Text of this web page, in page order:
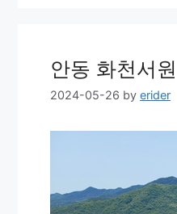
안동 화천서
2024-05-26 by erider